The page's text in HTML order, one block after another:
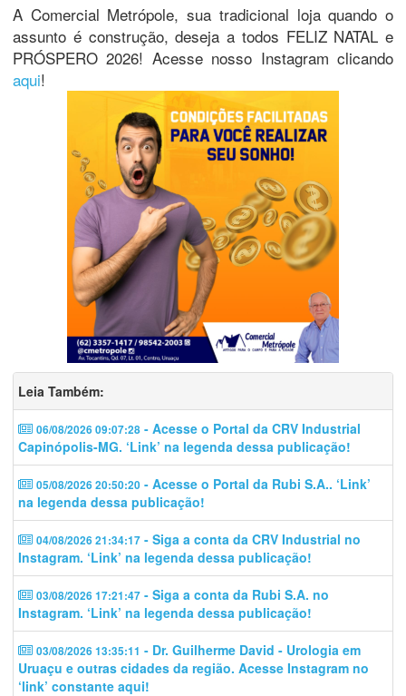
A Comercial Metrópole, sua tradicional loja quando o
assunto é construção, deseja a todos FELIZ NATAL e
PRÓSPERO 2026! Acesse nosso Instagram clicando
aqui!
Leia Também:
06/08/2026 09:07:28 - Acesse o Portal da CRV Industrial
Capinópolis-MG. ‘Link’ na legenda dessa publicação!
05/08/2026 20:50:20 - Acesse o Portal da Rubi S.A.. ‘Link’
na legenda dessa publicação!
04/08/2026 21:34:17 - Siga a conta da CRV Industrial no
Instagram. ‘Link’ na legenda dessa publicação!
03/08/2026 17:21:47 - Siga a conta da Rubi S.A. no
Instagram. ‘Link’ na legenda dessa publicação!
03/08/2026 13:35:11 - Dr. Guilherme David - Urologia em
Uruaçu e outras cidades da região. Acesse Instagram no
‘link’ constante aqui!